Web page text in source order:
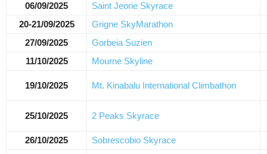
06/09/2025
Saint Jeorie Skyrace
20-21/09/2025
Grigne SkyMarathon
27/09/2025
Gorbeia Suzien
11/10/2025
Mourne Skyline
19/10/2025 Mt. Kinabalu International Climbathon
25/10/2025 2 Peaks Skyrace
26/10/2025 Sobrescobio Skyrace